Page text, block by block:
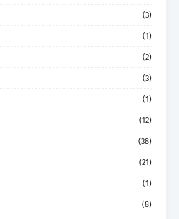
(3)
(1)
(2)
(3)
(1)
(12)
(38)
(21)
(1)
(8)